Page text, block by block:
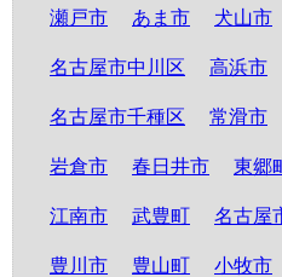
瀬戸市 あま市 犬山市
名古屋市中川区 高浜市
名古屋市千種区 常滑市
岩倉市 春日井市 東郷
江南市 武豊町 名古屋
豊川市 豊山町 小牧市